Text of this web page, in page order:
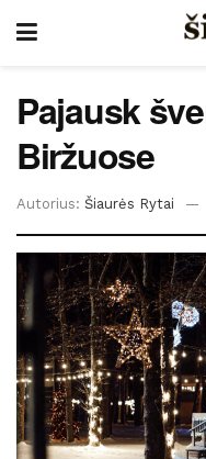
Pajausk
Biržuose
Autorius: Šiaurės Rytai